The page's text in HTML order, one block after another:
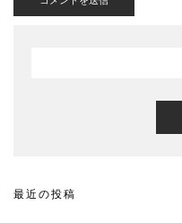
最近の投稿